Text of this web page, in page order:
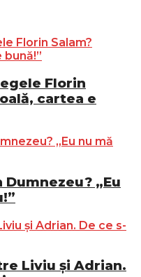
Florin
cartea e
„Eu
Liviu și Adrian.